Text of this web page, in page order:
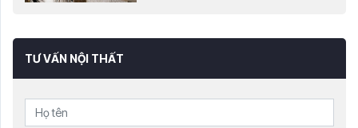
TƯ VẤN NỘI THẤT